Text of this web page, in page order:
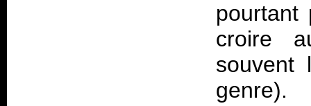
pourtant
croire
souvent
genre).